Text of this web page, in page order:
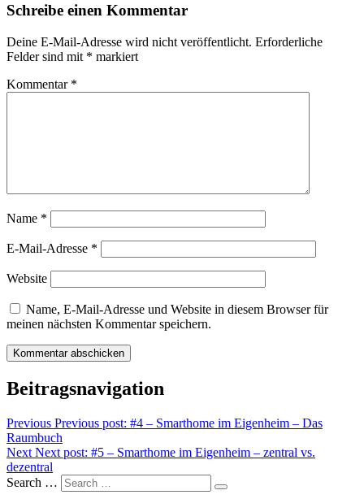
Schreibe einen Kommentar
Deine E-Mail-Adresse wird nicht veröffentlicht. Erforderliche
Felder sind mit * markiert
Kommentar *
Name *
E-Mail-Adresse *
Website
Name, E-Mail-Adresse und Website in diesem Browser für
meinen nächsten Kommentar speichern.
Beitragsnavigation
Previous Previous post: #4 – Smarthome im Eigenheim – Das
Raumbuch
Next Next post: #5 – Smarthome im Eigenheim – zentral vs.
dezentral
Search …